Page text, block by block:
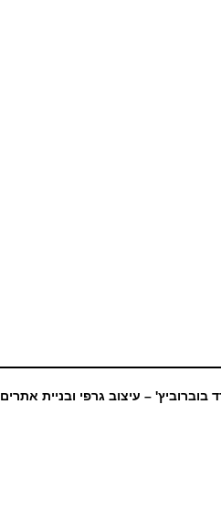
בוברוביץ' – עיצוב גרפי ובניית אתרים